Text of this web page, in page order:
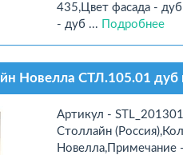
435,Цвет фасада -
- дуб ...
Подробнее
Новелла СТЛ.105.01 дуб
Артикул -
Столлайн
Новелла,Примечание